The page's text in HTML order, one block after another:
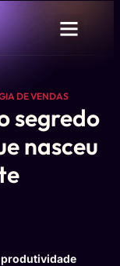
DE VENDAS
segredo
nasceu
produtividade